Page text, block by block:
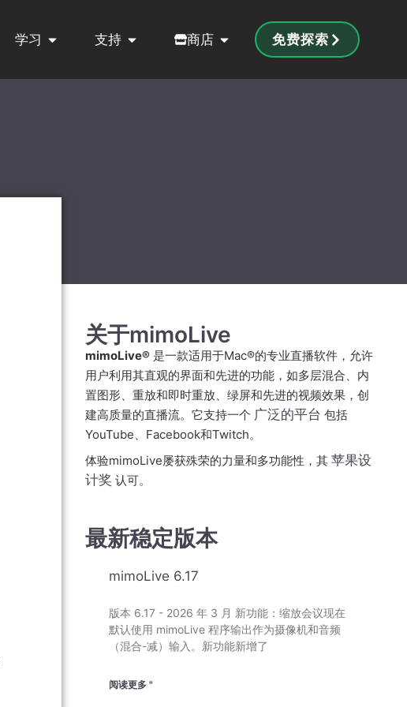
学习 支持 商店 免费探索
关于mimoLive
mimoLive®是一款适用于Mac®的专业直播软件，允许
用户利用其直观的界面和先进的功能，如多层混合、内
置图形、重放和即时重放、绿屏和先进的视频效果，创
建高质量的直播流。它支持一个 广泛的平台 包括
YouTube、Facebook和Twitch。
体验mimoLive屡获殊荣的力量和多功能性，其 苹果设
计奖 认可。
最新稳定版本
mimoLive 6.17
版本 6.17 - 2026 年 3 月 新功能：缩放会议现在
默认使用 mimoLive 程序输出作为摄像机和音频
（混合-减）输入。新功能新增了
阅读更多 "